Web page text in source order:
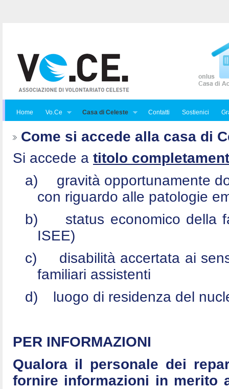
Home Vo.Ce Casa di Celeste Contatti Sostienici
Come si accede alla casa di
Si accede a titolo
a)
gravità opportunamente
con riguardo alle patologie
b)
status economico della
ISEE)
c)
disabilità accertata ai
familiari assistenti
d)
luogo di residenza del
PER INFORMAZIONI
Qualora il personale dei
fornire informazioni in merito